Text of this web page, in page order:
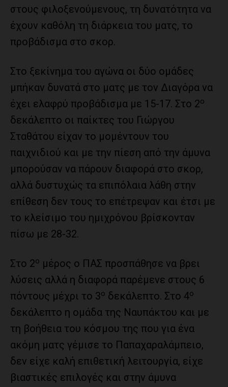
στους φιλοξενούμενους, τη δυνατότητα να
έχουν καθόλη τη διάρκεια του ματς, το
προβάδισμα στο σκορ.
Στο ξεκίνημα του αγώνα οι δύο ομάδες
μπήκαν δυνατά στο ματς με τον Διαγόρα να
έχει ελαφρύ προβάδισμα με 15-17. Στο 2ο
δεκάλεπτο οι παίκτες του Γιώργου
Σταθάτου είχαν το μομέντουν του
παιχνιδιού και με την πίεση από την άμυνα
μπορούσαν να πάρουν διαφορά στο σκορ,
αλλά δυστυχώς τα επιπόλαια λάθη στην
επίθεση δεν τους το επέτρεψαν και έτσι με
το κλείσιμο του ημιχρόνου βρίσκονταν
πίσω με 28-32.
Στο 2ο μέρος ο ΠΑΣ προσπάθησε να βρει
λύσεις αλλά η διαφορά παρέμενε στους 6
πόντους μέχρι το 3ο δεκάλεπτο. Στο 4ο
δεκάλεπτο η ομάδα της Ναυπάκτου και με
τη βοήθεια του κόσμου της που για ένα
ακόμη ματς γέμισε το Παπαχαραλάμπειο,
δεν είχε καλή επιθετική λειτουργία, είχε
βιαστικές επιλογές και στην άμυνα